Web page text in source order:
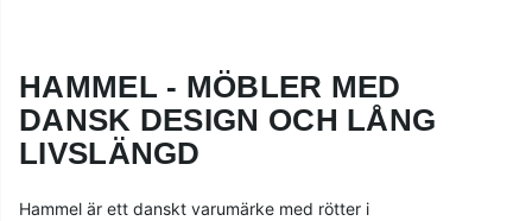
HAMMEL - MÖBLER MED
DANSK DESIGN OCH LÅNG
LIVSLÄNGD
Hammel är ett danskt varumärke med rötter i